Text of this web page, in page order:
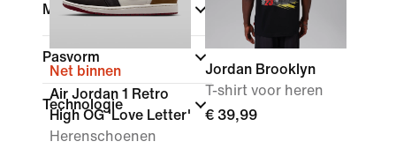
Merk(1)
Pasvorm
Technologie
Net binnen
Air Jordan 1 Retro
High OG 'Love Letter'
Herenschoenen
Jordan Brooklyn
T-shirt voor heren
€ 39,99